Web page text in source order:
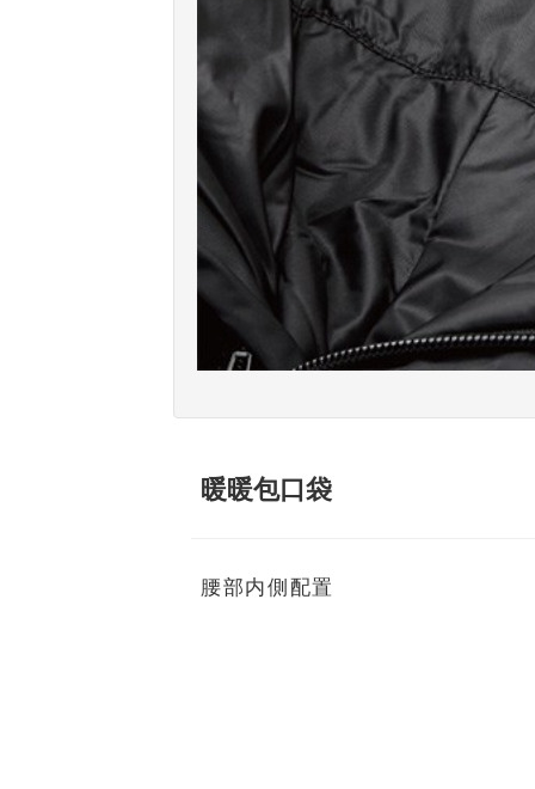
暖暖包口袋
腰部内側配置